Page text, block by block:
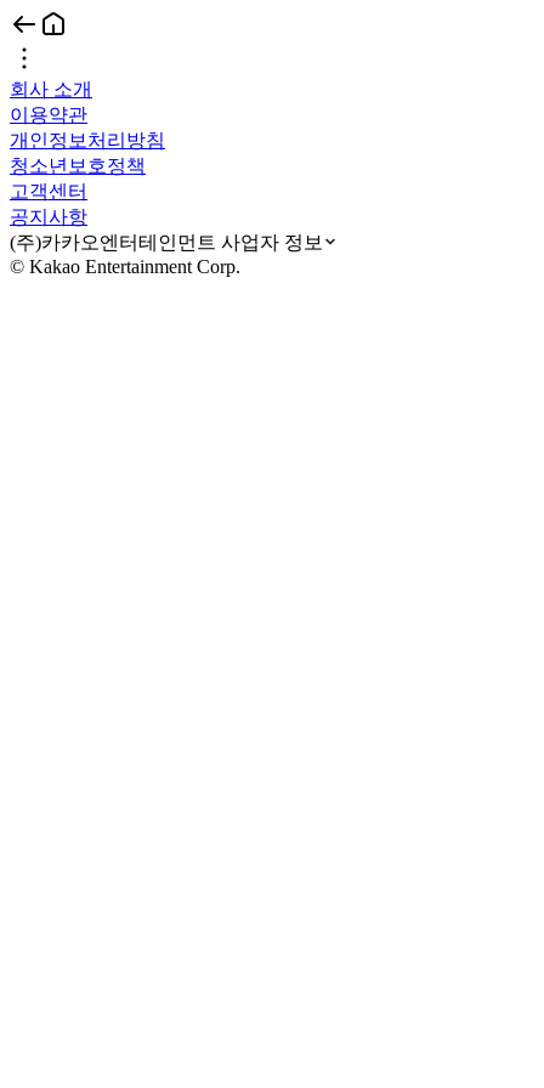
회사 소개
이용약관
개인정보처리방침
청소년보호정책
고객센터
공지사항
(주)카카오엔터테인먼트 사업자 정보
© Kakao Entertainment Corp.